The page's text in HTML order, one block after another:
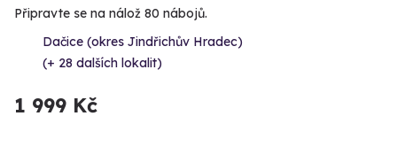
Připravte se na nálož 80 nábojů.
Dačice (okres Jindřichův Hradec)
(+ 28 dalších lokalit)
1 999 Kč